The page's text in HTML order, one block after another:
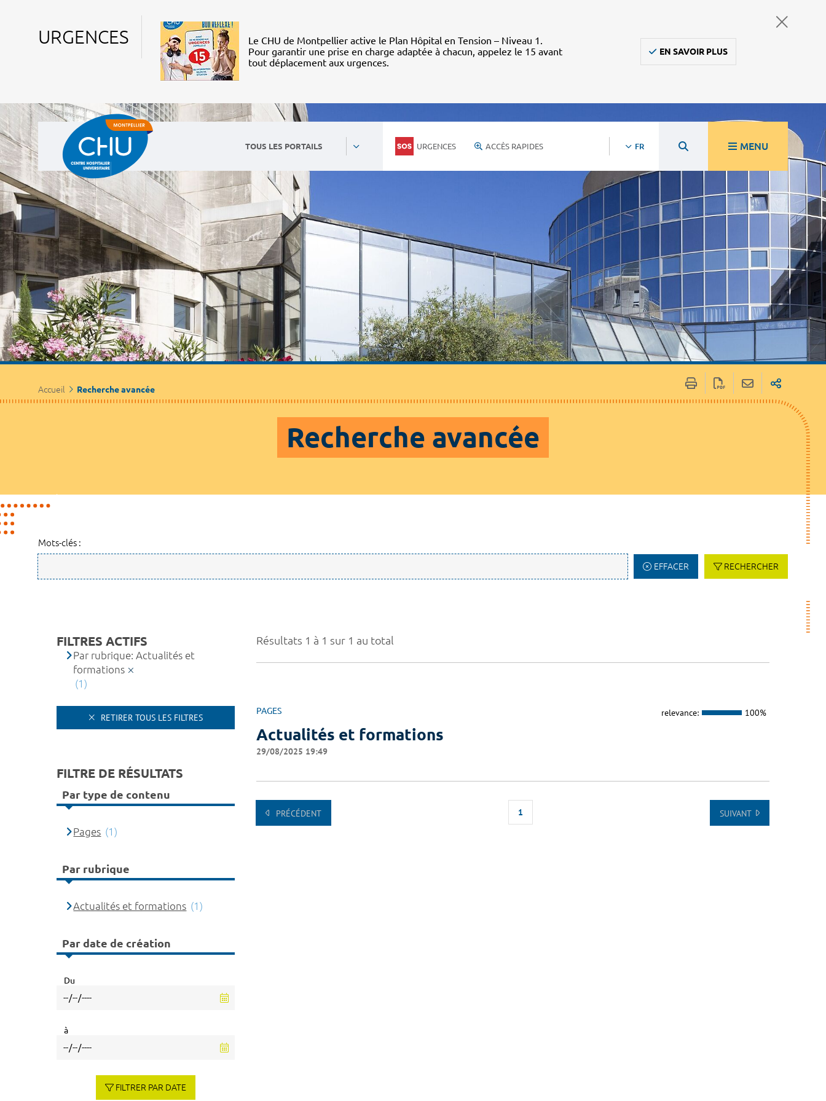
URGENCES
Le CHU de Montpellier active le Plan Hôpital en Tension – Niveau 1.
Pour garantir une prise en charge adaptée à chacun, appelez le 15 avant
tout déplacement aux urgences.
EN SAVOIR PLUS
TOUS LES PORTAILS URGENCES ACCÈS RAPIDES FR MENU
Accueil Recherche avancée
Recherche avancée
Mots-clés :
EFFACER RECHERCHER
Résultats 1 à 1 sur 1 au total
PAGES relevance: 100%
Actualités et formations
29/08/2025 19:49
PRÉCÉDENT 1 SUIVANT
FILTRES ACTIFS
Par rubrique: Actualités et
formations
(1)
RETIRER TOUS LES FILTRES
FILTRE DE RÉSULTATS
Par type de contenu
Pages (1)
Par rubrique
Actualités et formations (1)
Par date de création
Du
à
FILTRER PAR DATE